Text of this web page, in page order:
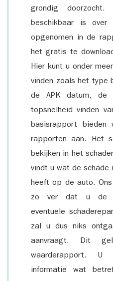
grondig
beschikbaar is
opgenomen in de
het gratis te
Hier kunt u onder
vinden zoals het type
de APK datum, de
topsnelheid vinden
basisrapport bieden
rapporten aan. Het
bekijken in het
vindt u wat de schade
heeft op de auto.
zo ver dat u de
eventuele
zal u dus niks
aanvraagt. Dit
waarderapport.
informatie wat